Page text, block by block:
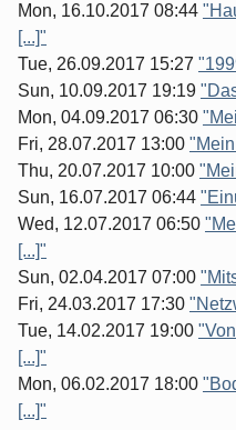
Mon, 16.10.2017 08:44
[...]"
Tue, 26.09.2017 15:27
Sun, 10.09.2017 19:19
Mon, 04.09.2017 06:30
Fri, 28.07.2017 13:00
Thu, 20.07.2017 10:00
Sun, 16.07.2017 06:44
Wed, 12.07.2017 06:50
[...]"
Sun, 02.04.2017 07:00
Fri, 24.03.2017 17:30
Tue, 14.02.2017 19:00
[...]"
Mon, 06.02.2017 18:00
[...]"